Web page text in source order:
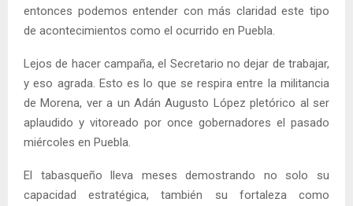
entonces podemos entender con más claridad este tipo
de acontecimientos como el ocurrido en Puebla.
Lejos de hacer campaña, el Secretario no dejar de trabajar,
y eso agrada. Esto es lo que se respira entre la militancia
de Morena, ver a un Adán Augusto López pletórico al ser
aplaudido y vitoreado por once gobernadores el pasado
miércoles en Puebla.
El tabasqueño lleva meses demostrando no solo su
capacidad estratégica, también su fortaleza como